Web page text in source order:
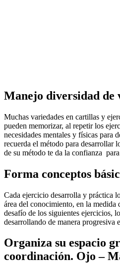
Manejo diversidad de
Muchas variedades en cartillas y
pueden memorizar, al repetir los
necesidades mentales y físicas para
recuerda el método para desarrollar
de su método te da la confianza
Forma conceptos
Cada ejercicio desarrolla y práctica
área del conocimiento, en la medida
desafío de los siguientes ejercicios,
desarrollando de manera progresiva
Organiza su espacio
coordinación. Ojo –